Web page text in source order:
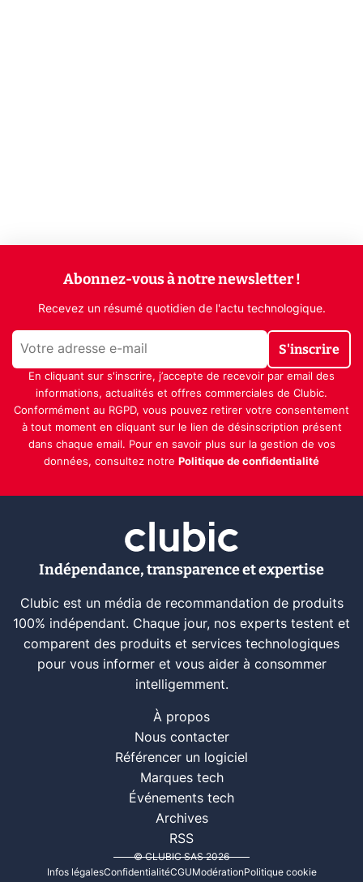
Abonnez-vous à notre newsletter !
Recevez un résumé quotidien de l'actu technologique.
S'inscrire
En cliquant sur s'inscrire, j’accepte de recevoir par email des
informations, actualités et offres commerciales de Clubic.
Conformément au RGPD, vous pouvez retirer votre consentement
à tout moment en cliquant sur le lien de désinscription présent
dans chaque email. Pour en savoir plus sur la gestion de vos
données, consultez notre Politique de confidentialité
Indépendance, transparence et expertise
Clubic est un média de recommandation de produits
100% indépendant. Chaque jour, nos experts testent et
comparent des produits et services technologiques
pour vous informer et vous aider à consommer
intelligemment.
À propos
Nous contacter
Référencer un logiciel
Marques tech
Événements tech
Archives
RSS
© CLUBIC SAS 2026
Infos légalesConfidentialitéCGUModérationPolitique cookie